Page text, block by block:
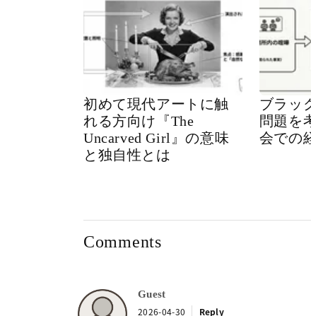
初めて現代アートに触
れる方向け『The
Uncarved Girl』の意味
と独自性とは
ブラッ
問題を
会での
Comments
Guest
2026-04-30 Reply